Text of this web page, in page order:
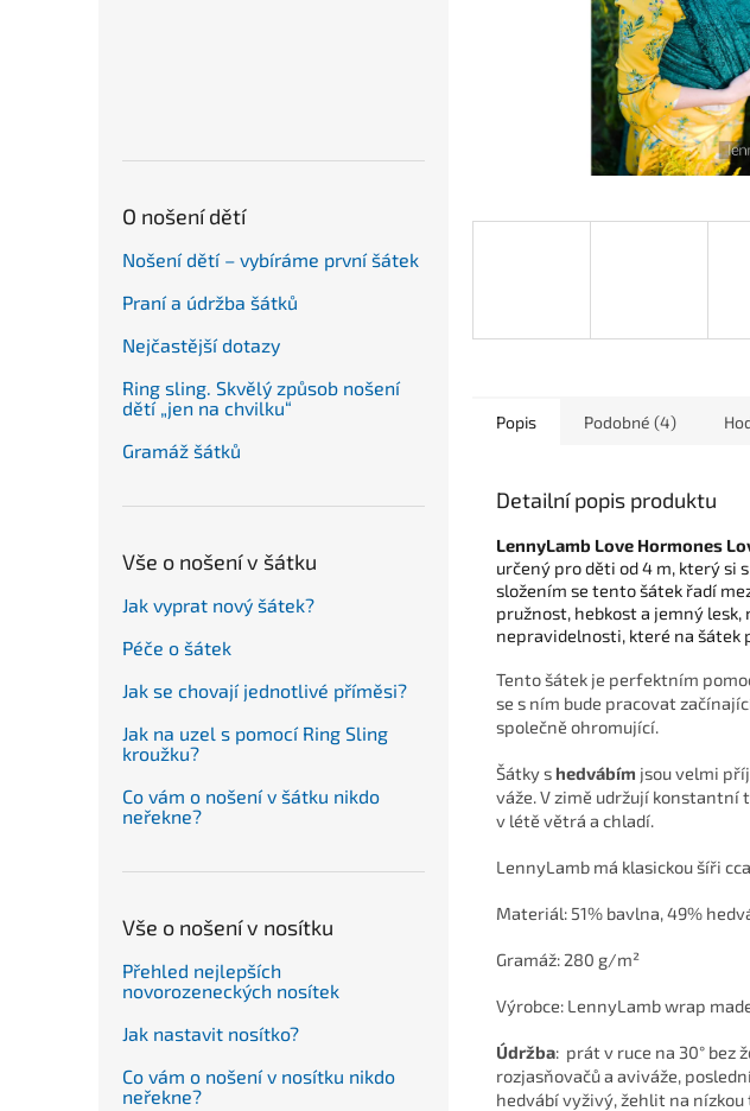
O nošení dětí
Nošení dětí – vybíráme první šátek
Praní a údržba šátků
Nejčastější dotazy
Ring sling. Skvělý způsob nošení
dětí „jen na chvilku“
Gramáž šátků
Vše o nošení v šátku
Jak vyprat nový šátek?
Péče o šátek
Jak se chovají jednotlivé příměsi?
Jak na uzel s pomocí Ring Sling
kroužku?
Co vám o nošení v šátku nikdo
neřekne?
Vše o nošení v nosítku
Přehled nejlepších
novorozeneckých nosítek
Jak nastavit nosítko?
Co vám o nošení v nosítku nikdo
neřekne?
Popis Podobné (4)
Detailní popis produktu
LennyLamb Love Hormones
určený pro děti od 4 m, který si
složením se tento šátek řadí
pružnost, hebkost a jemný
nepravidelnosti, které na šátek
Tento šátek je perfektním
se s ním bude pracovat
společně ohromující.
Šátky s hedvábím jsou velmi
váže. V zimě udržují konstantní
v létě větrá a chladí.
LennyLamb má klasickou šíři
Materiál: 51% bavlna, 49%
Gramáž: 280 g/m²
Výrobce: LennyLamb wrap
Údržba: prát v ruce na 30° bez
rozjasňovačů a aviváže,
hedvábí vyživý, žehlit na